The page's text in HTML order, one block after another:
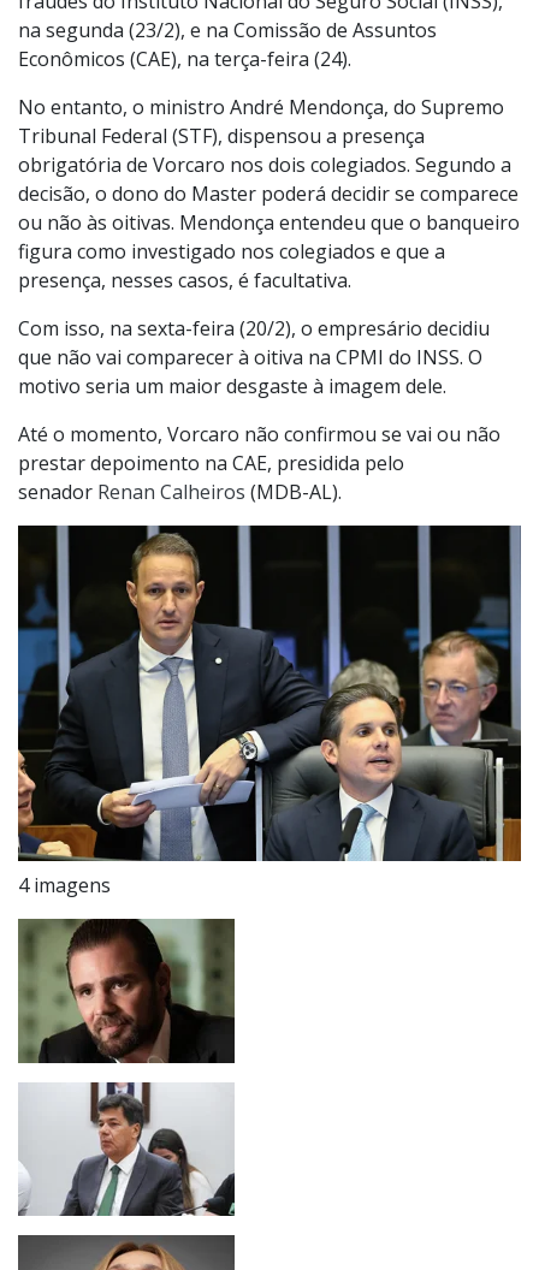
na segunda (23/2), e na Comissão de Assuntos
Econômicos (CAE), na terça-feira (24).
No entanto, o ministro André Mendonça, do Supremo
Tribunal Federal (STF), dispensou a presença
obrigatória de Vorcaro nos dois colegiados. Segundo a
decisão, o dono do Master poderá decidir se comparece
ou não às oitivas. Mendonça entendeu que o banqueiro
figura como investigado nos colegiados e que a
presença, nesses casos, é facultativa.
Com isso, na sexta-feira (20/2), o empresário decidiu
que não vai comparecer à oitiva na CPMI do INSS. O
motivo seria um maior desgaste à imagem dele.
Até o momento, Vorcaro não confirmou se vai ou não
prestar depoimento na CAE, presidida pelo
senador Renan Calheiros (MDB-AL).
4 imagens